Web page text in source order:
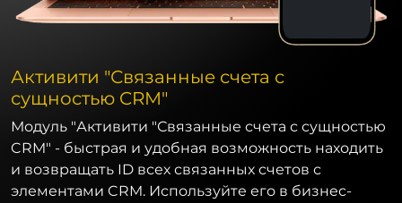
Активити "Связанные счета с
сущностью CRM"
Модуль "Активити "Связанные счета с сущностью
CRM" - быстрая и удобная возможность находить
и возвращать ID всех связанных счетов с
элементами CRM. Используйте его в бизнес-